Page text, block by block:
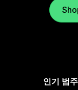
인기 범주